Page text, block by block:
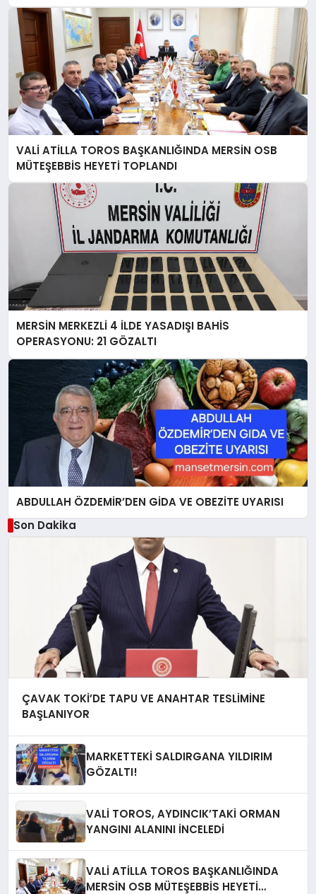
VALİ ATİLLA TOROS BAŞKANLIĞINDA MERSİN OSB
MÜTEŞEBBİS HEYETİ TOPLANDI
MERSİN MERKEZLİ 4 İLDE YASADIŞI BAHİS
OPERASYONU: 21 GÖZALTI
ABDULLAH ÖZDEMİR’DEN GİDA VE OBEZİTE UYARISI
Son Dakika
ÇAVAK TOKİ’DE TAPU VE ANAHTAR TESLİMİNE
BAŞLANIYOR
MARKETTEKİ SALDIRGANA YILDIRIM
GÖZALTI!
VALİ TOROS, AYDINCIK’TAKİ ORMAN
YANGINI ALANINI İNCELEDİ
VALİ ATİLLA TOROS BAŞKANLIĞINDA
MERSİN OSB MÜTEŞEBBİS HEYETİ